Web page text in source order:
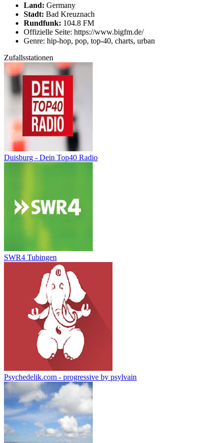
Land: Germany
Stadt: Bad Kreuznach
Rundfunk: 104.8 FM
Offizielle Seite: https://www.bigfm.de/
Genre: hip-hop, pop, top-40, charts, urban
Zufallsstationen
Duisburg - Dein Top40 Radio
SWR4 Tubingen
Psychedelik.com - progressive by psylvain